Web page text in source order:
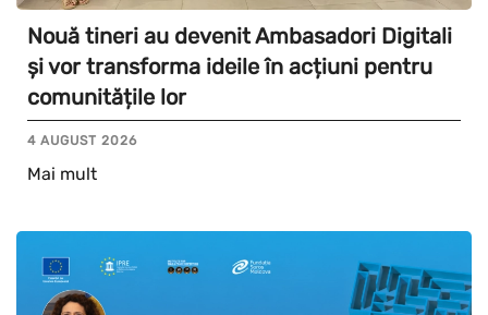
Nouă tineri au devenit Ambasadori Digitali
și vor transforma ideile în acțiuni pentru
comunitățile lor
4 AUGUST 2026
Mai mult